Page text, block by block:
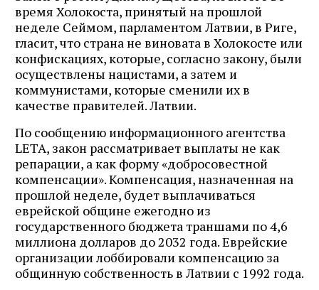
время Холокоста, принятый на прошлой
неделе Сеймом, парламентом Латвии, в Риге,
гласит, что страна не виновата в Холокосте или
конфискациях, которые, согласно закону, были
осуществлены нацистами, а затем и
коммунистами, которые сменили их в
качестве правителей. Латвии.
По сообщению информационного агентства
LETA, закон рассматривает выплаты не как
репарации, а как форму «добросовестной
компенсации». Компенсация, назначенная на
прошлой неделе, будет выплачиваться
еврейской общине ежегодно из
государственного бюджета траншами по 4,6
миллиона долларов до 2032 года. Еврейские
организации лоббировали компенсацию за
общинную собственность в Латвии с 1992 года.